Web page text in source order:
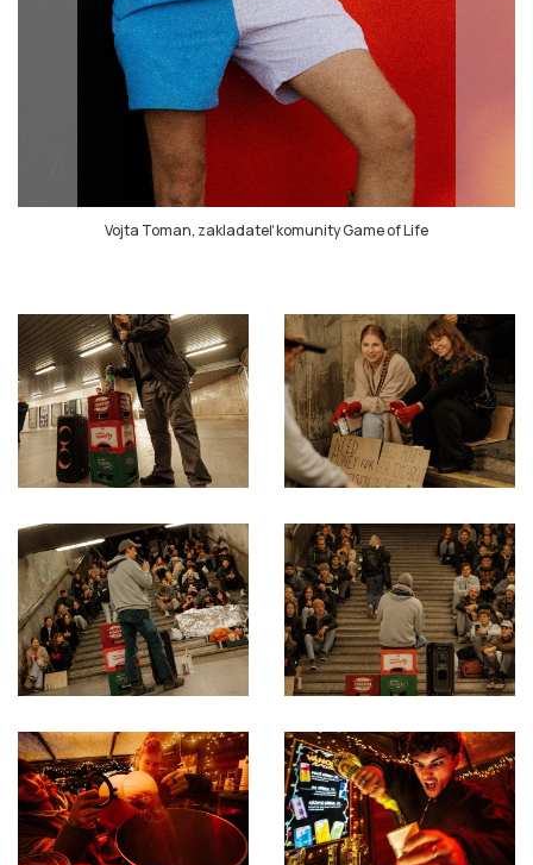
Vojta Toman, zakladateľ komunity Game of Life